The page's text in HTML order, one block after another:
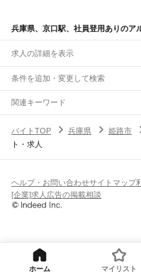
兵庫県、京口駅、社員登用ありのア
求人の詳細を表示
条件を追加・変更して検索
市区町村を追加・変更
兵庫県すべて
神戸市
西脇市宝塚市三木市高砂市川
丹波市南あわじ市朝来市
神崎郡揖保郡
駅を追加・変更
JR神戸線(神戸～姫路)
神戸駅 兵庫駅
JR山陽本線(姫路～岡山)
姫路駅英賀保駅 はりま勝原駅
職種を追加・変更
飲食・フードサービスすべて
ホールスタッフキッチンスタッフ
パン屋（ベーカリー）
営業テレフォンアポインター（テ
フードカウンター販売員
アパレル
人気
日払いOK高校生歓迎
シフト
土日祝のみOK
平日のみOK 週1日
雇用形態を追加・変更
派遣社員
業務委託
関連キーワード
バイトTOP
兵庫県 姫路市
ト・求人
ヘルプ・お問い合わせサイトマップ
[企業]求人広告の掲載相談
ホーム マイリスト